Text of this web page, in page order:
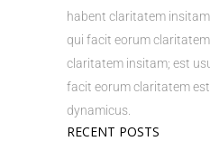
habent claritatem
qui facit eorum
claritatem insitam; est
facit eorum claritatem
dynamicus.
RECENT POSTS